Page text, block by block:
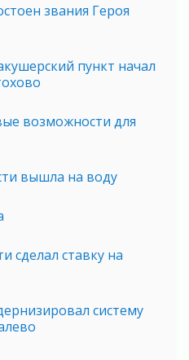
звания Героя
пункт начал
возможности для
вышла на воду
сделал ставку на
систему